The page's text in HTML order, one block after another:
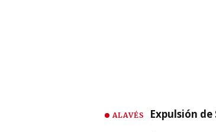
ALAVÉS Expulsión